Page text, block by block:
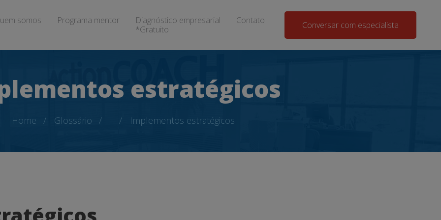
somos Programa mentor
Diagnóstico empresarial
*Gratuito
Contato Conversar com especialista
estratégicos
Home Glossário I Implementos estratégicos